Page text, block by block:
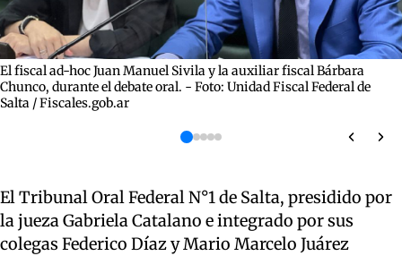
El fiscal ad-hoc Juan Manuel Sivila y la auxiliar fiscal Bárbara
Chunco, durante el debate oral. - Foto: Unidad Fiscal Federal de
Salta / Fiscales.gob.ar
El Tribunal Oral Federal N°1 de Salta, presidido por
la jueza Gabriela Catalano e integrado por sus
colegas Federico Díaz y Mario Marcelo Juárez